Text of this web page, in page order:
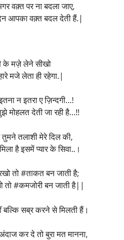
वक़्त पर ना बदला जाए,
आपका वक़्त बदल देती हैं.|
के मज़े लेने सीखो
मजे लेता ही रहेगा.|
न इतरा ए ज़िन्दगी…!
मोहलत देती जा रही है…!!
तुमने तलाशी मेरे दिल की,
है इसमें प्यार के सिवा..।
तो #ताकत बन जाती है;
तो #कमजोरी बन जाती है||
सब्र करने से मिलती हैं।
कर दे तो बुरा मत मानना,